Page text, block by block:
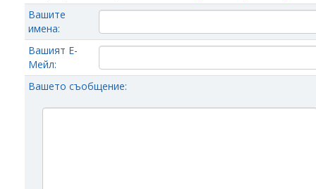
Вашите
имена:
Вашият Е-
Мейл:
Вашето съобщение: